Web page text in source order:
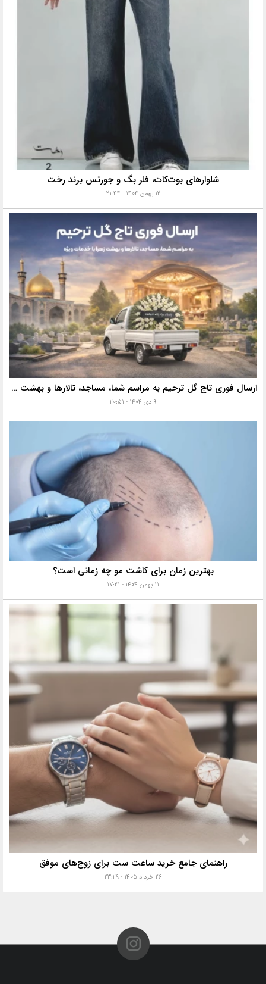
شلوارهای بوت‌کات، فلر بگ و جورتس برند رخت
۱۲ بهمن ۱۴۰۴ - ۲۱:۴۴
ارسال فوری تاج گل ترحیم به مراسم شما، مساجد، تالارها و بهشت زهرا با خدمات ویژه
۹ دی ۱۴۰۴ - ۲۰:۵۱
بهترین زمان برای کاشت مو چه زمانی است؟
۱۱ بهمن ۱۴۰۴ - ۱۷:۲۱
راهنمای جامع خرید ساعت ست برای زوج‌های موفق
۲۶ خرداد ۱۴۰۵ - ۲۳:۲۹